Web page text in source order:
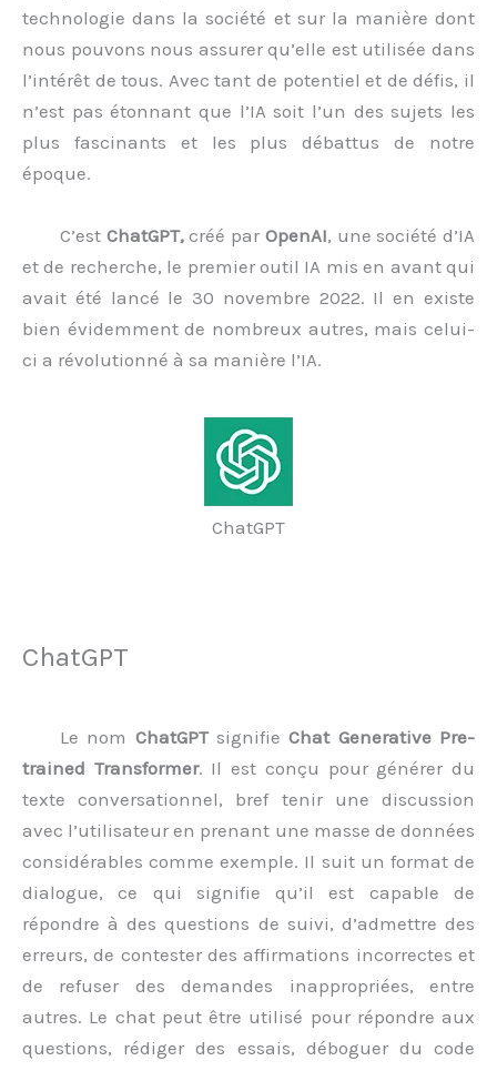
technologie dans la société et sur la manière dont
nous pouvons nous assurer qu’elle est utilisée dans
l’intérêt de tous. Avec tant de potentiel et de défis, il
n’est pas étonnant que l’IA soit l’un des sujets les
plus fascinants et les plus débattus de notre
époque.
C’est ChatGPT,créé par OpenAI, une société d’IA
et de recherche, le premier outil IA mis en avant qui
avait été lancé le 30 novembre 2022. Il en existe
bien évidemment de nombreux autres, mais celui-
ci a révolutionné à sa manière l’IA.
ChatGPT
ChatGPT
Le nom ChatGPTsignifieChat Generative Pre-
trained Transformer. Il est conçu pour générer du
texte conversationnel, bref tenir une discussion
avec l’utilisateur en prenant une masse de données
considérables comme exemple. Il suit un format de
dialogue, ce qui signifie qu’il est capable de
répondre à des questions de suivi, d’admettre des
erreurs, de contester des affirmations incorrectes et
de refuser des demandes inappropriées, entre
autres. Le chat peut être utilisé pour répondre aux
questions, rédiger des essais, déboguer du code